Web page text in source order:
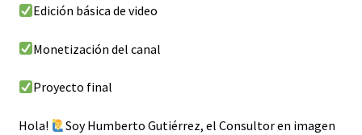
Edición básica de video
Monetización del canal
Proyecto final
Hola!
Soy Humberto Gutiérrez, el Consultor en imagen